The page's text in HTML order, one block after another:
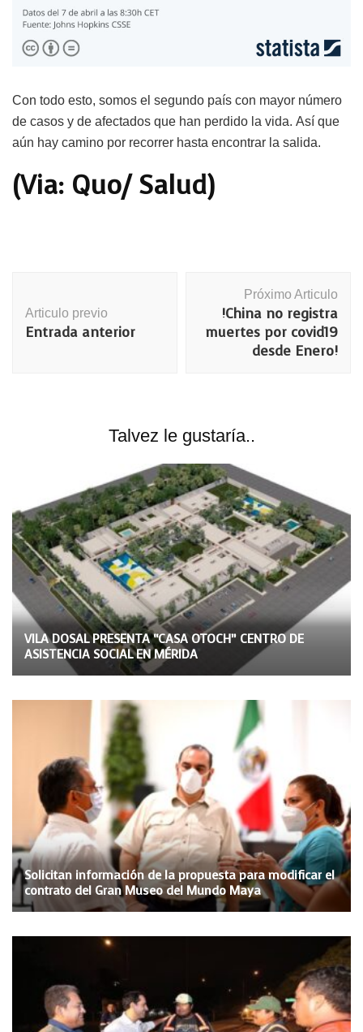
Con todo esto, somos el segundo país con mayor número
de casos y de afectados que han perdido la vida. Así que
aún hay camino por recorrer hasta encontrar la salida.
(Via: Quo/ Salud)
de
publicación
Articulo previo
Entrada anterior
Próximo Articulo
!China no registra
muertes por covid19
desde Enero!
Talvez le gustaría..
VILA DOSAL PRESENTA “CASA OTOCH” CENTRO DE
ASISTENCIA SOCIAL EN MÉRIDA
Solicitan información de la propuesta para modificar el
contrato del Gran Museo del Mundo Maya